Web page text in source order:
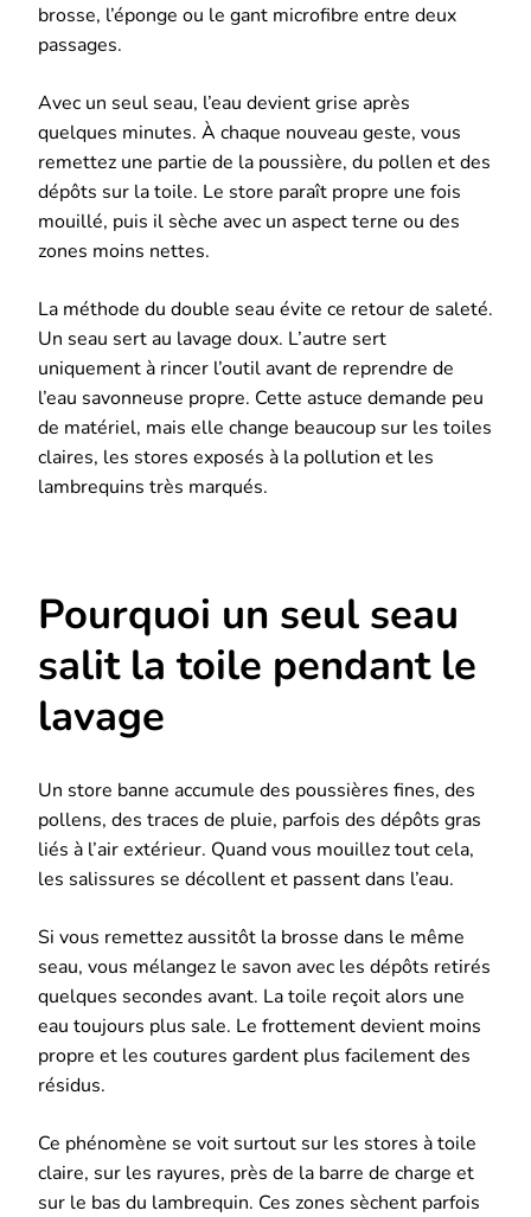
brosse, l’éponge ou le gant microfibre entre deux
passages.
Avec un seul seau, l’eau devient grise après
quelques minutes. À chaque nouveau geste, vous
remettez une partie de la poussière, du pollen et des
dépôts sur la toile. Le store paraît propre une fois
mouillé, puis il sèche avec un aspect terne ou des
zones moins nettes.
La méthode du double seau évite ce retour de saleté.
Un seau sert au lavage doux. L’autre sert
uniquement à rincer l’outil avant de reprendre de
l’eau savonneuse propre. Cette astuce demande peu
de matériel, mais elle change beaucoup sur les toiles
claires, les stores exposés à la pollution et les
lambrequins très marqués.
Pourquoi un seul seau
salit la toile pendant le
lavage
Un store banne accumule des poussières fines, des
pollens, des traces de pluie, parfois des dépôts gras
liés à l’air extérieur. Quand vous mouillez tout cela,
les salissures se décollent et passent dans l’eau.
Si vous remettez aussitôt la brosse dans le même
seau, vous mélangez le savon avec les dépôts retirés
quelques secondes avant. La toile reçoit alors une
eau toujours plus sale. Le frottement devient moins
propre et les coutures gardent plus facilement des
résidus.
Ce phénomène se voit surtout sur les stores à toile
claire, sur les rayures, près de la barre de charge et
sur le bas du lambrequin. Ces zones sèchent parfois